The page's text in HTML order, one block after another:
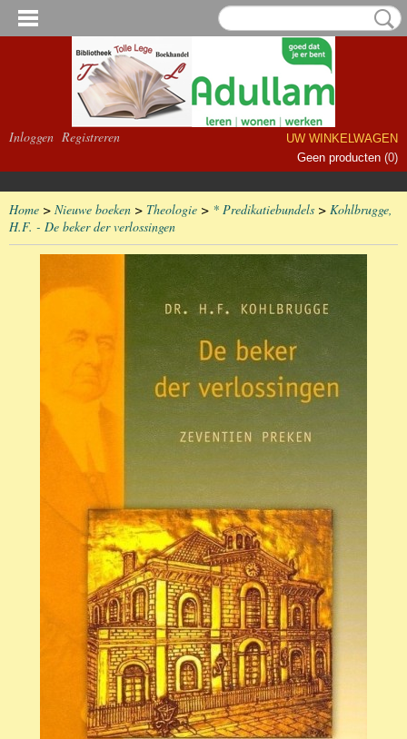
Inloggen Registreren
UW WINKELWAGEN
Geen producten (0)
Home > Nieuwe boeken > Theologie > * Predikatiebundels > Kohlbrugge,
H.F. - De beker der verlossingen